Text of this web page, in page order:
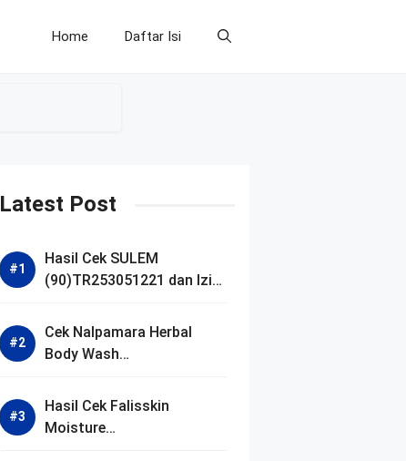
Home Daftar Isi
Latest Post
Hasil Cek SULEM
(90)TR253051221 dan Izin
Cek Nalpamara Herbal
Body Wash
Izin Bpom
Hasil Cek Falisskin
Moisture